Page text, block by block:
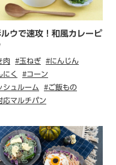
ルウで速攻！和風カレーピ
肉 #玉ねぎ
#にんじん
にく
#コーン
シュルーム
#ご飯もの
応マルチパン